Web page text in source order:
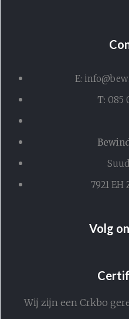
E:
T: 085
7921
Volg
Wij zijn een Crkbo